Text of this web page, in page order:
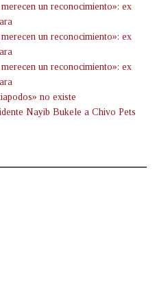
un reconocimiento»: ex
un reconocimiento»: ex
un reconocimiento»: ex
no existe
Nayib Bukele a Chivo Pets